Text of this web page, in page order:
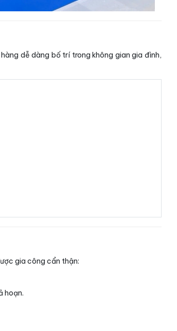
dễ dàng bố trí trong không gian gia đình,
gia công cẩn thận:
hoạn.